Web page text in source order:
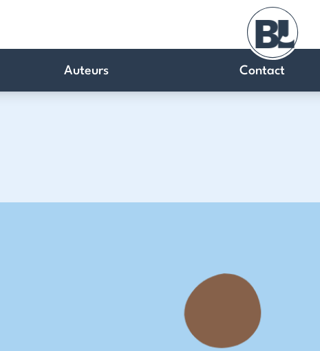
Auteurs Contact